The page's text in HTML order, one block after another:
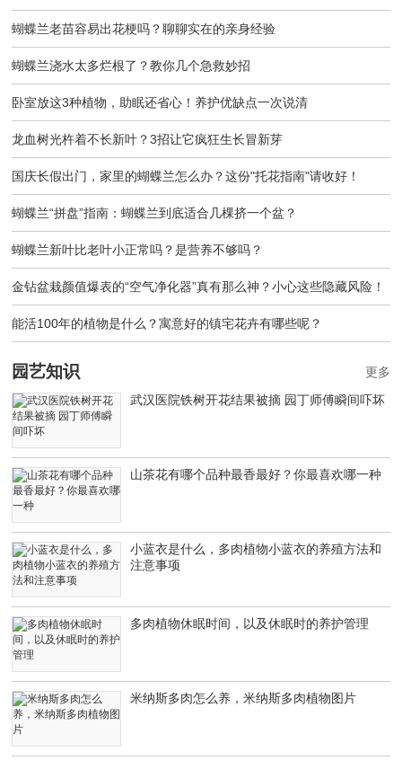
蝴蝶兰老苗容易出花梗吗？聊聊实在的亲身经验
蝴蝶兰浇水太多烂根了？教你几个急救妙招
卧室放这3种植物，助眠还省心！养护优缺点一次说清
龙血树光杵着不长新叶？3招让它疯狂生长冒新芽
国庆长假出门，家里的蝴蝶兰怎么办？这份"托花指南"请收好！
蝴蝶兰“拼盘”指南：蝴蝶兰到底适合几棵挤一个盆？
蝴蝶兰新叶比老叶小正常吗？是营养不够吗？
金钻盆栽颜值爆表的“空气净化器”真有那么神？小心这些隐藏风险！
能活100年的植物是什么？寓意好的镇宅花卉有哪些呢？
园艺知识
武汉医院铁树开花结果被摘 园丁师傅瞬间吓坏
山茶花有哪个品种最香最好？你最喜欢哪一种
小蓝衣是什么，多肉植物小蓝衣的养殖方法和
注意事项
多肉植物休眠时间，以及休眠时的养护管理
米纳斯多肉怎么养，米纳斯多肉植物图片
更多